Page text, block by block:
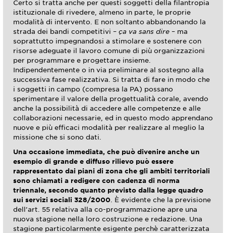
Certo si tratta anche per questi soggetti della filantropia
istituzionale di rivedere, almeno in parte, le proprie
modalità di intervento. E non soltanto abbandonando la
strada dei bandi competitivi – ça va sans dire – ma
soprattutto impegnandosi a stimolare e sostenere con
risorse adeguate il lavoro comune di più organizzazioni
per programmare e progettare insieme.
Indipendentemente o in via preliminare al sostegno alla
successiva fase realizzativa. Si tratta di fare in modo che
i soggetti in campo (compresa la PA) possano
sperimentare il valore della progettualità corale, avendo
anche la possibilità di accedere alle competenze e alle
collaborazioni necessarie, ed in questo modo apprendano
nuove e più efficaci modalità per realizzare al meglio la
missione che si sono dati.
Una occasione immediata, che può divenire anche un
esempio di grande e diffuso rilievo può essere
rappresentato dai piani di zona che gli ambiti territoriali
sono chiamati a redigere con cadenza di norma
triennale, secondo quanto previsto dalla legge quadro
sui servizi sociali 328/2000 . È evidente che la previsione
dell’art. 55 relativa alla co-programmazione apre una
nuova stagione nella loro costruzione e redazione. Una
stagione particolarmente esigente perchè caratterizzata